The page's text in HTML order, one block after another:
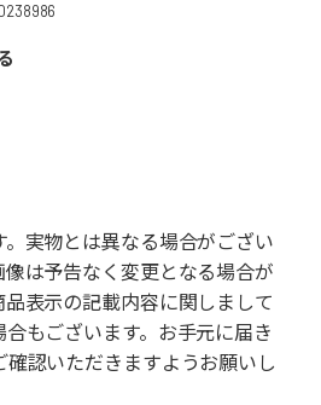
実物とは異なる場合がござい
は予告なく変更となる場合が
品表示の記載内容に関しまして
もございます。お手元に届き
確認いただきますようお願いし